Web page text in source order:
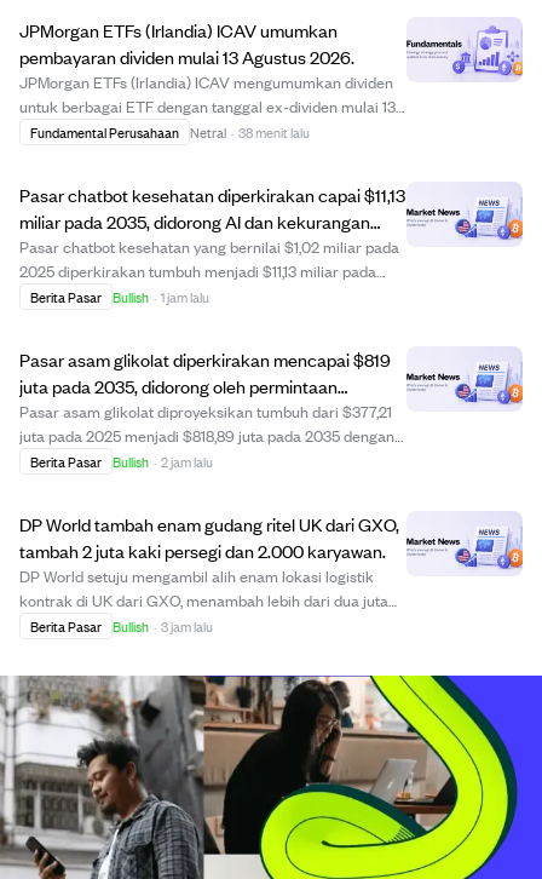
JPMorgan ETFs (Irlandia) ICAV umumkan
pembayaran dividen mulai 13 Agustus 2026.
JPMorgan ETFs (Irlandia) ICAV mengumumkan dividen
untuk berbagai ETF dengan tanggal ex-dividen mulai 13
Agustus 2026, tanggal pencatatan 14 Agustus, dan
beberapa ...
Fundamental Perusahaan Netral · 38 menit lalu
Pasar chatbot kesehatan diperkirakan capai $11,13
miliar pada 2035, didorong AI dan kekurangan
dokter.
Pasar chatbot kesehatan yang bernilai $1,02 miliar pada
2025 diperkirakan tumbuh menjadi $11,13 miliar pada
2035 dengan CAGR 27,05%. Pertumbuhan ini didorong
Berita Pasar Bullish · 1 jam lalu
Pasar asam glikolat diperkirakan mencapai $819
juta pada 2035, didorong oleh permintaan
skincare dan formulasi canggih.
Pasar asam glikolat diproyeksikan tumbuh dari $377,21
juta pada 2025 menjadi $818,89 juta pada 2035 dengan
CAGR 8,06%. Pertumbuhan didorong oleh meningkatnya
Berita Pasar Bullish · 2 jam lalu
DP World tambah enam gudang ritel UK dari GXO,
tambah 2 juta kaki persegi dan 2.000 karyawan.
DP World setuju mengambil alih enam lokasi logistik
kontrak di UK dari GXO, menambah lebih dari dua juta
kaki persegi ruang gudang dan 2.000 karyawan ke
seperti Asda, Sainsbury’s, dan Co-op, dan tra...
Berita Pasar Bullish · 3 jam lalu